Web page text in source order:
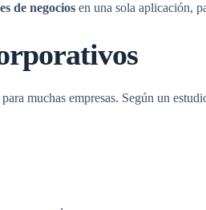
de negocios en una sola aplicación,
muchas empresas. Según un